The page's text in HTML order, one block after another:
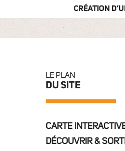
CRÉATION
LE PLAN
DU SITE
CARTE
DÉCOUVRIR &